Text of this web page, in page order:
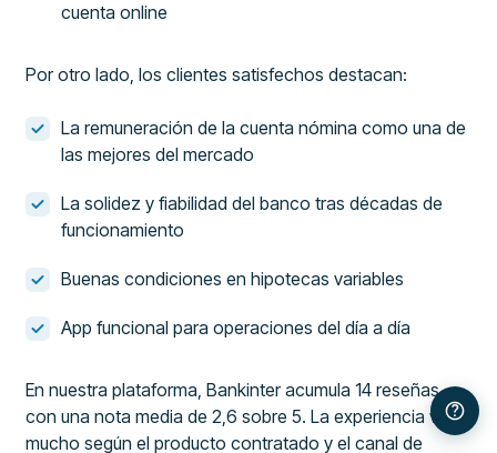
cuenta online
Por otro lado, los clientes satisfechos destacan:
La remuneración de la cuenta nómina como una de
las mejores del mercado
La solidez y fiabilidad del banco tras décadas de
funcionamiento
Buenas condiciones en hipotecas variables
App funcional para operaciones del día a día
En nuestra plataforma, Bankinter acumula 14 reseñas
con una nota media de 2,6 sobre 5. La experiencia varía
mucho según el producto contratado y el canal de